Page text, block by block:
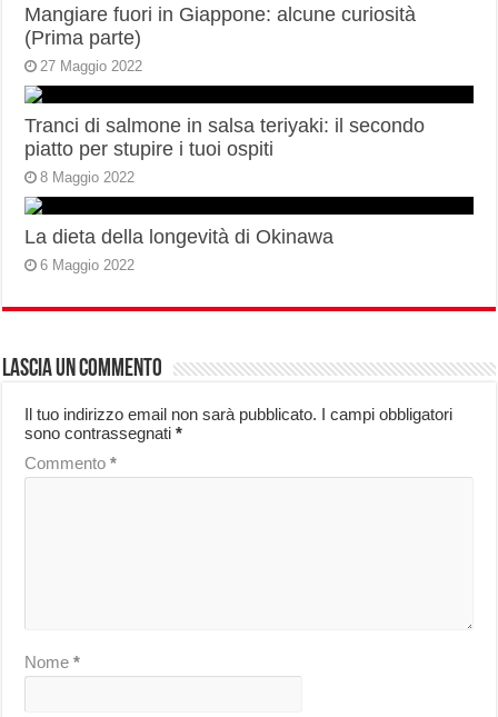
Mangiare fuori in Giappone: alcune curiosità
(Prima parte)
27 Maggio 2022
Tranci di salmone in salsa teriyaki: il secondo
piatto per stupire i tuoi ospiti
8 Maggio 2022
La dieta della longevità di Okinawa
6 Maggio 2022
Lascia un commento
Il tuo indirizzo email non sarà pubblicato. I campi obbligatori
sono contrassegnati*
Commento*
Nome*